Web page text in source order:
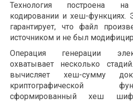
Технология построена на
кодировании и хеш-функциях.
гарантирует, что файл
источником и не был
Операция генерации
охватывает несколько
вычисляет хеш-сумму
криптографической
сформированный хеш